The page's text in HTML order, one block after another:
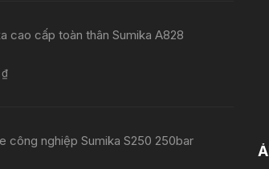
cao cấp toàn thân Sumika A828
₫
công nghiệp Sumika S250 250bar